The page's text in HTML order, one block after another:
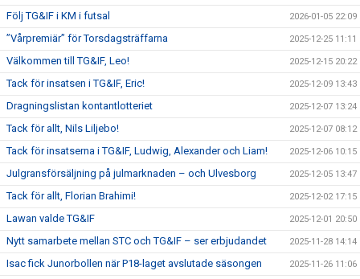
Följ TG&IF i KM i futsal 2026-01-05 22:09
”Vårpremiär” för Torsdagsträffarna 2025-12-25 11:11
Välkommen till TG&IF, Leo! 2025-12-15 20:22
Tack för insatsen i TG&IF, Eric! 2025-12-09 13:43
Dragningslistan kontantlotteriet 2025-12-07 13:24
Tack för allt, Nils Liljebo! 2025-12-07 08:12
Tack för insatserna i TG&IF, Ludwig, Alexander och Liam! 2025-12-06 10:15
Julgransförsäljning på julmarknaden – och Ulvesborg 2025-12-05 13:47
Tack för allt, Florian Brahimi! 2025-12-02 17:15
Lawan valde TG&IF 2025-12-01 20:50
Nytt samarbete mellan STC och TG&IF – ser erbjudandet 2025-11-28 14:14
Isac fick Junorbollen när P18-laget avslutade säsongen 2025-11-26 11:06